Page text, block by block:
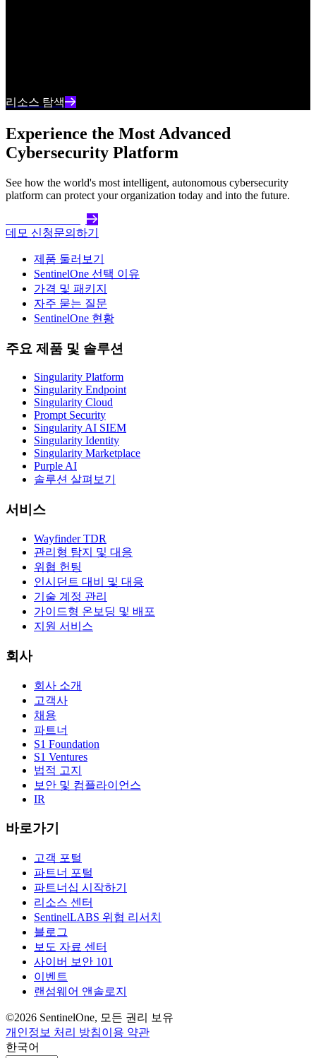
리소스 탐색
Experience the Most Advanced
Cybersecurity Platform
See how the world's most intelligent, autonomous cybersecurity
platform can protect your organization today and into the future.
데모 신청문의하기
제품 둘러보기
SentinelOne 선택 이유
가격 및 패키지
자주 묻는 질문
SentinelOne 현황
주요 제품 및 솔루션
Singularity Platform
Singularity Endpoint
Singularity Cloud
Prompt Security
Singularity AI SIEM
Singularity Identity
Singularity Marketplace
Purple AI
솔루션 살펴보기
서비스
Wayfinder TDR
관리형 탐지 및 대응
위협 헌팅
인시던트 대비 및 대응
기술 계정 관리
가이드형 온보딩 및 배포
지원 서비스
회사
회사 소개
고객사
채용
파트너
S1 Foundation
S1 Ventures
법적 고지
보안 및 컴플라이언스
IR
바로가기
고객 포털
파트너 포털
파트너십 시작하기
리소스 센터
SentinelLABS 위협 리서치
블로그
보도 자료 센터
사이버 보안 101
이벤트
랜섬웨어 앤솔로지
©2026 SentinelOne, 모든 권리 보유
개인정보 처리 방침이용 약관
한국어